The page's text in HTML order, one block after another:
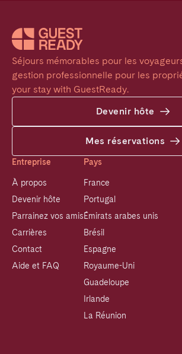
Séjours mémorables pour les
gestion professionnelle pour les
your stay with GuestReady.
Devenir hôte
Mes réservations
Entreprise
À propos
Devenir hôte
Parrainez vos amis
Carrières
Contact
Aide et FAQ
Pays
France
Portugal
Émirats arabes unis
Brésil
Espagne
Royaume-Uni
Guadeloupe
Irlande
La Réunion